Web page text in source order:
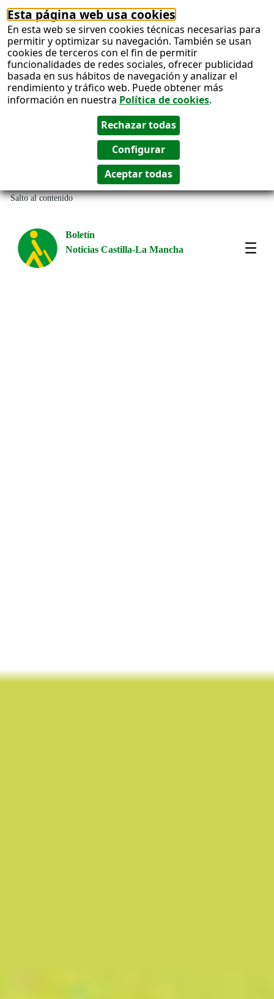
Esta página web usa cookies
En esta web se sirven cookies técnicas necesarias para
permitir y optimizar su navegación. También se usan
cookies de terceros con el fin de permitir
funcionalidades de redes sociales, ofrecer publicidad
basada en sus hábitos de navegación y analizar el
rendimiento y tráfico web. Puede obtener más
información en nuestra Política de cookies.
Salto al contenido
Boletín
Noticias Castilla-La Mancha